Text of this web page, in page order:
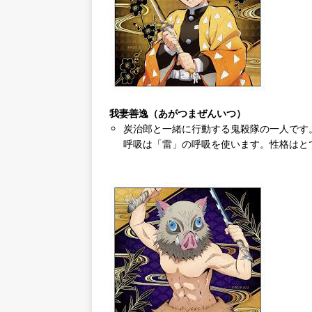
我妻善逸（あがつまぜんいつ）
炭治郎と一緒に行動する鬼殺隊の一人です。
呼吸は「雷」の呼吸を使います。性格はと